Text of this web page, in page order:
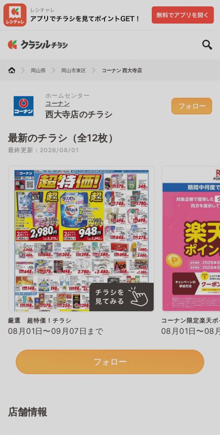
岡山県 岡山市東区 コーナン 西大寺店
ホームセンター
コーナン
西大寺店のチラシ
フォロー
最新のチラシ（全12枚）
最終更新：2026/08/01
厳選 超特価！チラシ
08月01日〜09月07日まで
コーナン限定楽天
08月01日〜08
フォロー
店舗情報